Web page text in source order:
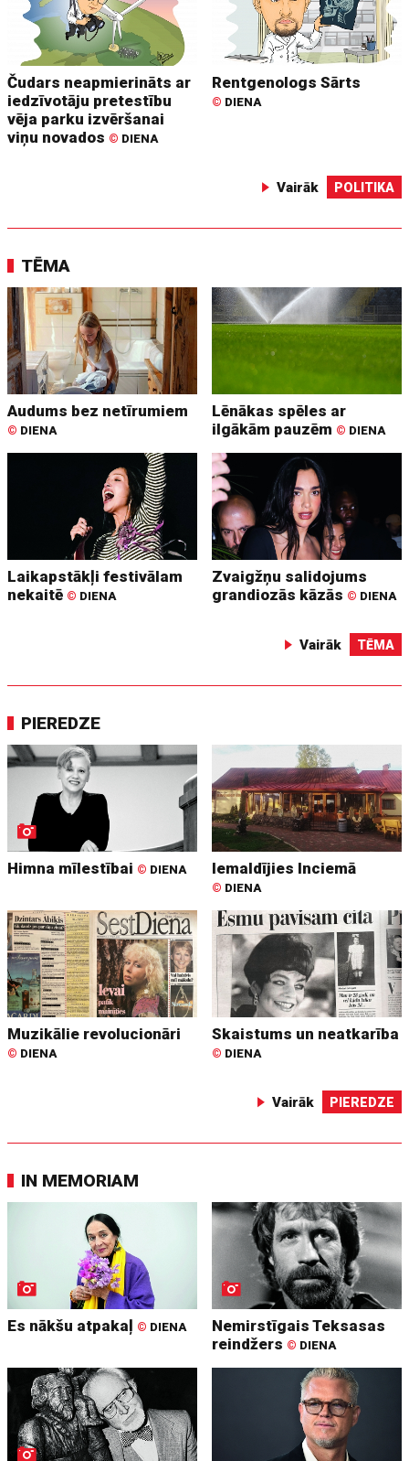
Čudars neapmierināts ar
iedzīvotāju pretestību
vēja parku izvēršanai
viņu novados © DIENA
Rentgenologs Sārts
© DIENA
Vairāk POLITIKA
TĒMA
Audums bez netīrumiem
© DIENA
Lēnākas spēles ar
ilgākām pauzēm © DIENA
Laikapstākļi festivālam
nekaitē © DIENA
Zvaigžņu salidojums
grandiozās kāzās © DIENA
Vairāk TĒMA
PIEREDZE
Himna mīlestībai © DIENA Iemaldījies Inciemā
© DIENA
Muzikālie revolucionāri
© DIENA
Skaistums un neatkarība
© DIENA
Vairāk PIEREDZE
IN MEMORIAM
Es nākšu atpakaļ © DIENA
Nemirstīgais Teksasas
reindžers © DIENA